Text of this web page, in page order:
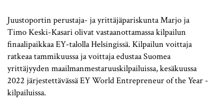
Juustoportin perustaja- ja yrittäjäpariskunta Marjo ja
Timo Keski-Kasari olivat vastaanottamassa kilpailun
finaalipaikkaa EY-talolla Helsingissä. Kilpailun voittaja
ratkeaa tammikuussa ja voittaja edustaa Suomea
yrittäjyyden maailmanmestaruuskilpailuissa, kesäkuussa
2022 järjestettävässä EY World Entrepreneur of the Year -
kilpailuissa.